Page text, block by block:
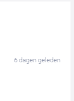
6 dagen geleden